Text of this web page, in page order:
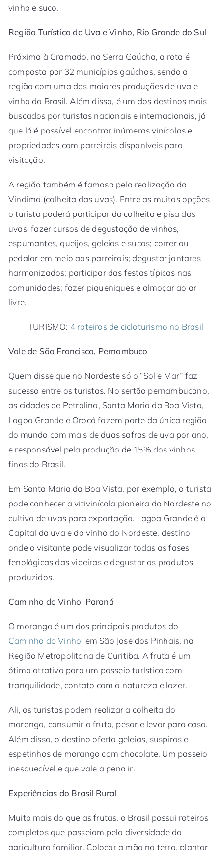
vinho e suco.
Região Turística da Uva e Vinho, Rio Grande do Sul
Próxima à Gramado, na Serra Gaúcha, a rota é
composta por 32 municípios gaúchos, sendo a
região com uma das maiores produções de uva e
vinho do Brasil. Além disso, é um dos destinos mais
buscados por turistas nacionais e internacionais, já
que lá é possível encontrar inúmeras vinícolas e
propriedades com parreirais disponíveis para
visitação.
A região também é famosa pela realização da
Vindima (colheita das uvas). Entre as muitas opções
o turista poderá participar da colheita e pisa das
uvas; fazer cursos de degustação de vinhos,
espumantes, queijos, geleias e sucos; correr ou
pedalar em meio aos parreirais; degustar jantares
harmonizados; participar das festas típicas nas
comunidades; fazer piqueniques e almoçar ao ar
livre.
TURISMO: 4 roteiros de cicloturismo no Brasil
Vale de São Francisco, Pernambuco
Quem disse que no Nordeste só o “Sol e Mar” faz
sucesso entre os turistas. No sertão pernambucano,
as cidades de Petrolina, Santa Maria da Boa Vista,
Lagoa Grande e Orocó fazem parte da única região
do mundo com mais de duas safras de uva por ano,
e responsável pela produção de 15% dos vinhos
finos do Brasil.
Em Santa Maria da Boa Vista, por exemplo, o turista
pode conhecer a vitivinícola pioneira do Nordeste no
cultivo de uvas para exportação. Lagoa Grande é a
Capital da uva e do vinho do Nordeste, destino
onde o visitante pode visualizar todas as fases
fenológicas das videiras e degustar os produtos
produzidos.
Caminho do Vinho, Paraná
O morango é um dos principais produtos do
Caminho do Vinho, em São José dos Pinhais, na
Região Metropolitana de Curitiba. A fruta é um
ótimo atrativo para um passeio turístico com
tranquilidade, contato com a natureza e lazer.
Ali, os turistas podem realizar a colheita do
morango, consumir a fruta, pesar e levar para casa.
Além disso, o destino oferta geleias, suspiros e
espetinhos de morango com chocolate. Um passeio
inesquecível e que vale a pena ir.
Experiências do Brasil Rural
Muito mais do que as frutas, o Brasil possui roteiros
completos que passeiam pela diversidade da
agricultura familiar. Colocar a mão na terra, plantar